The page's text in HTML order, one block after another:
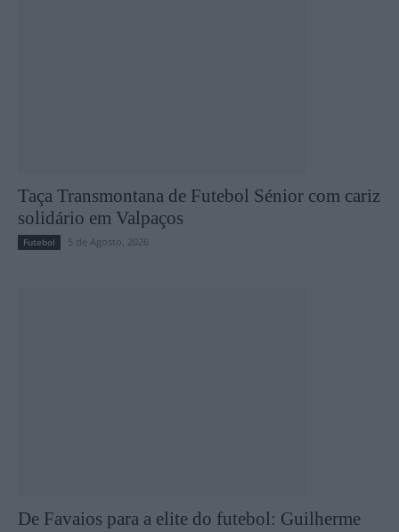
Taça Transmontana de Futebol Sénior com cariz
solidário em Valpaços
Futebol 5 de Agosto, 2026
De Favaios para a elite do futebol: Guilherme